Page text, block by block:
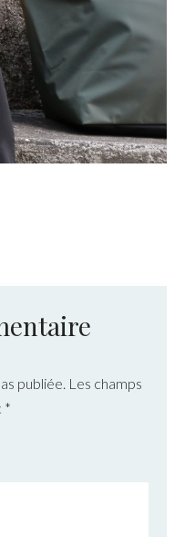
publiée. Les champs
*